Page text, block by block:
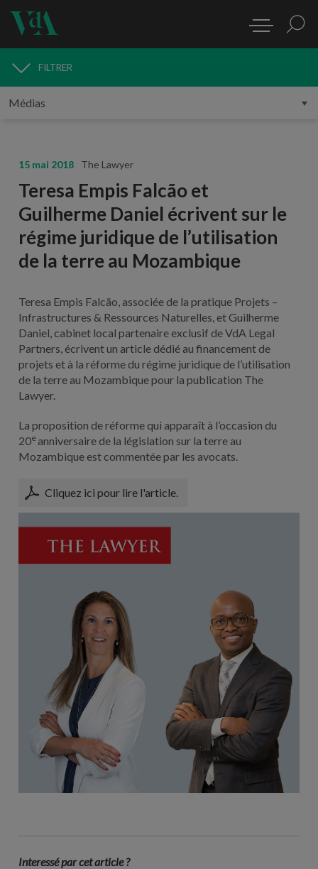
MÉDIAS
FILTRER
15 mai 2018 The Lawyer
Teresa Empis Falcão et
Guilherme Daniel écrivent sur le
régime juridique de l’utilisation
de la terre au Mozambique
Teresa Empis Falcão, associée de la pratique Projets –
Infrastructures & Ressources Naturelles, et Guilherme
Daniel, cabinet local partenaire exclusif de VdA Legal
Partners, écrivent un article dédié au financement de
projets et à la réforme du régime juridique de l’utilisation
de la terre au Mozambique pour la publication The
Lawyer.
La proposition de réforme qui apparaît à l’occasion du
20eanniversaire de la législation sur la terre au
Mozambique est commentée par les avocats.
Cliquez ici pour lire l'article.
Interessé par cet article ?